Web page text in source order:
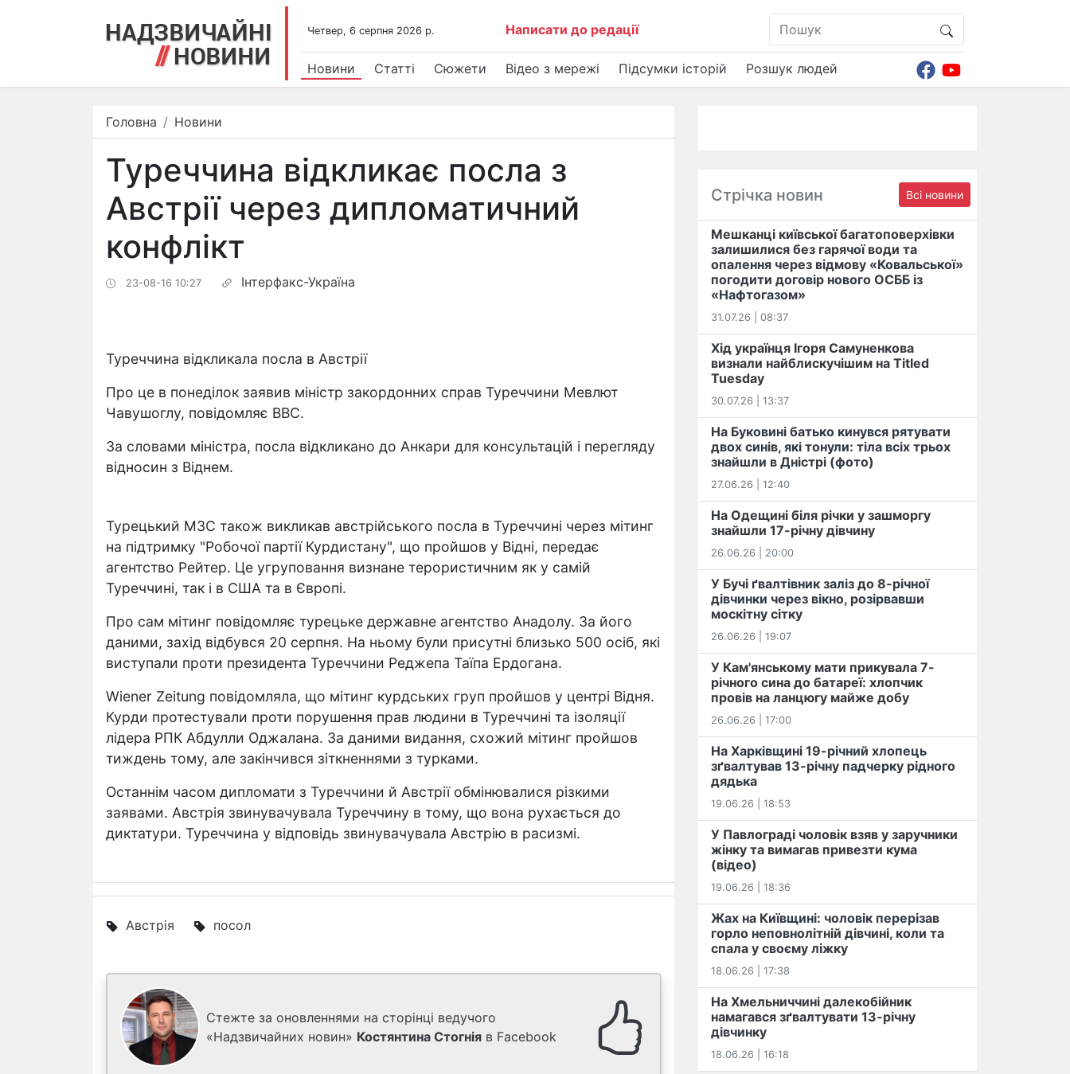
Четвер, 6 серпня 2026 р. Написати до редації
Новини Статті Сюжети Відео з мережі Підсумки історій Розшук людей
Головна Новини
Туреччина відкликає посла з
Австрії через дипломатичний
конфлікт
23-08-16 10:27 Інтерфакс-Україна
Туреччина відкликала посла в Австрії
Про це в понеділок заявив міністр закордонних справ Туреччини Мевлют
Чавушоглу, повідомляє ВВС.
За словами міністра, посла відкликано до Анкари для консультацій і перегляду
відносин з Віднем.
Турецький МЗС також викликав австрійського посла в Туреччині через мітинг
на підтримку "Робочої партії Курдистану", що пройшов у Відні, передає
агентство Рейтер. Це угруповання визнане терористичним як у самій
Туреччині, так і в США та в Європі.
Про сам мітинг повідомляє турецьке державне агентство Анадолу. За його
даними, захід відбувся 20 серпня. На ньому були присутні близько 500 осіб, які
виступали проти президента Туреччини Реджепа Таїпа Ердогана.
Wiener Zeitung повідомляла, що мітинг курдських груп пройшов у центрі Відня.
Курди протестували проти порушення прав людини в Туреччині та ізоляції
лідера РПК Абдулли Оджалана. За даними видання, схожий мітинг пройшов
тиждень тому, але закінчився зіткненнями з турками.
Останнім часом дипломати з Туреччини й Австрії обмінювалися різкими
заявами. Австрія звинувачувала Туреччину в тому, що вона рухається до
диктатури. Туреччина у відповідь звинувачувала Австрію в расизмі.
Австрія посол
Стежте за оновленнями на сторінці ведучого
«Надзвичайних новин» Костянтина Стогнія в Facebook
Стрічка новин Всі новини
Мешканці київської багатоповерхівки
залишилися без гарячої води та
опалення через відмову «Ковальської»
погодити договір нового ОСББ із
«Нафтогазом»
31.07.26 | 08:37
Хід українця Ігоря Самуненкова
визнали найблискучішим на Titled
Tuesday
30.07.26 | 13:37
На Буковині батько кинувся рятувати
двох синів, які тонули: тіла всіх трьох
знайшли в Дністрі (фото)
27.06.26 | 12:40
На Одещині біля річки у зашморгу
знайшли 17-річну дівчину
26.06.26 | 20:00
У Бучі ґвалтівник заліз до 8-річної
дівчинки через вікно, розірвавши
москітну сітку
26.06.26 | 19:07
У Кам'янському мати прикувала 7-
річного сина до батареї: хлопчик
провів на ланцюгу майже добу
26.06.26 | 17:00
На Харківщині 19-річний хлопець​
️зґвалтував 13-річну падчерку рідного
дядька
19.06.26 | 18:53
У Павлограді чоловік взяв у заручники
жінку та вимагав привезти кума
(відео)
19.06.26 | 18:36
Жах на Київщині: чоловік перерізав
горло неповнолітній дівчині, коли та
спала у своєму ліжку
18.06.26 | 17:38
На Хмельниччині далекобійник
намагався зґвалтувати 13-річну
дівчинку
18.06.26 | 16:18